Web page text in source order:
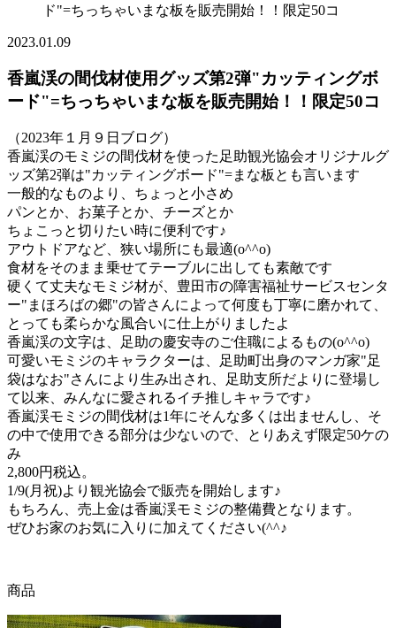
ド"=ちっちゃいまな板を販売開始！！限定50コ
2023.01.09
香嵐渓の間伐材使用グッズ第2弾"カッティングボ
ード"=ちっちゃいまな板を販売開始！！限定50コ
（2023年１月９日ブログ）
香嵐渓のモミジの間伐材を使った足助観光協会オリジナルグ
ッズ第2弾は"カッティングボード"=まな板とも言います
一般的なものより、ちょっと小さめ
パンとか、お菓子とか、チーズとか
ちょこっと切りたい時に便利です♪
アウトドアなど、狭い場所にも最適(o^^o)
食材をそのまま乗せてテーブルに出しても素敵です
硬くて丈夫なモミジ材が、豊田市の障害福祉サービスセンタ
ー"まほろばの郷"の皆さんによって何度も丁寧に磨かれて、
とっても柔らかな風合いに仕上がりましたよ
香嵐渓の文字は、足助の慶安寺のご住職によるもの(o^^o)
可愛いモミジのキャラクターは、足助町出身のマンガ家"足
袋はなお"さんにより生み出され、足助支所だよりに登場し
て以来、みんなに愛されるイチ推しキャラです♪
香嵐渓モミジの間伐材は1年にそんな多くは出ませんし、そ
の中で使用できる部分は少ないので、とりあえず限定50ケの
み
2,800円税込。
1/9(月祝)より観光協会で販売を開始します♪
もちろん、売上金は香嵐渓モミジの整備費となります。
ぜひお家のお気に入りに加えてください(^^♪
商品